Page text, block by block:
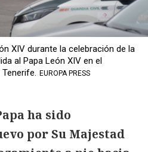
XIV durante la celebración de la
al Papa León XIV en el
EUROPA PRESS
ha sido
por Su Majestad